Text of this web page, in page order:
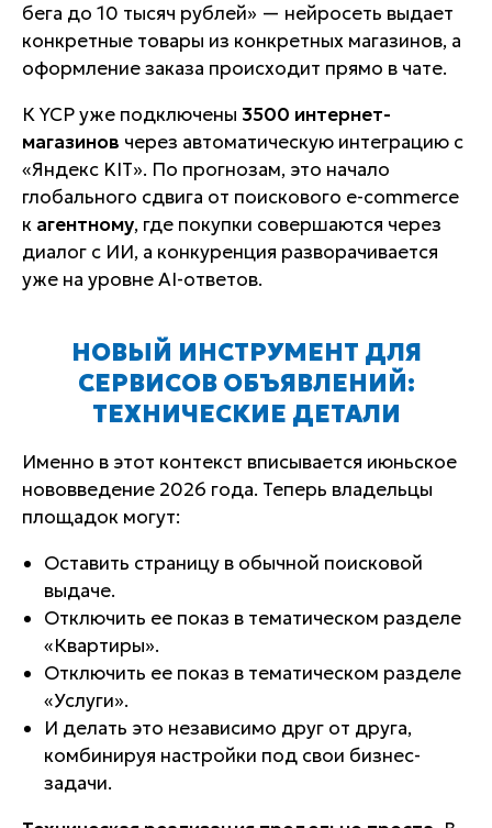
бега до 10 тысяч рублей» — нейросеть выдает
конкретные товары из конкретных магазинов, а
оформление заказа происходит прямо в чате.
К YCP уже подключены 3500 интернет-
магазинов через автоматическую интеграцию с
«Яндекс KIT». По прогнозам, это начало
глобального сдвига от поискового e-commerce
к агентному, где покупки совершаются через
диалог с ИИ, а конкуренция разворачивается
уже на уровне AI-ответов.
НОВЫЙ ИНСТРУМЕНТ ДЛЯ
СЕРВИСОВ ОБЪЯВЛЕНИЙ:
ТЕХНИЧЕСКИЕ ДЕТАЛИ
Именно в этот контекст вписывается июньское
нововведение 2026 года. Теперь владельцы
площадок могут:
Оставить страницу в обычной поисковой
выдаче.
Отключить ее показ в тематическом разделе
«Квартиры».
Отключить ее показ в тематическом разделе
«Услуги».
И делать это независимо друг от друга,
комбинируя настройки под свои бизнес-
задачи.